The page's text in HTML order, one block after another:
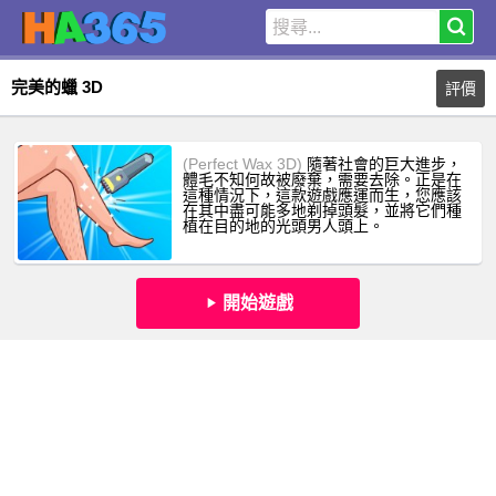
完美的蠟 3D 評價
(Perfect Wax 3D) 隨著社會的巨大進步，
體毛不知何故被廢棄，需要去除。正是在
這種情況下，這款遊戲應運而生，您應該
在其中盡可能多地剃掉頭髮，並將它們種
植在目的地的光頭男人頭上。
開始遊戲